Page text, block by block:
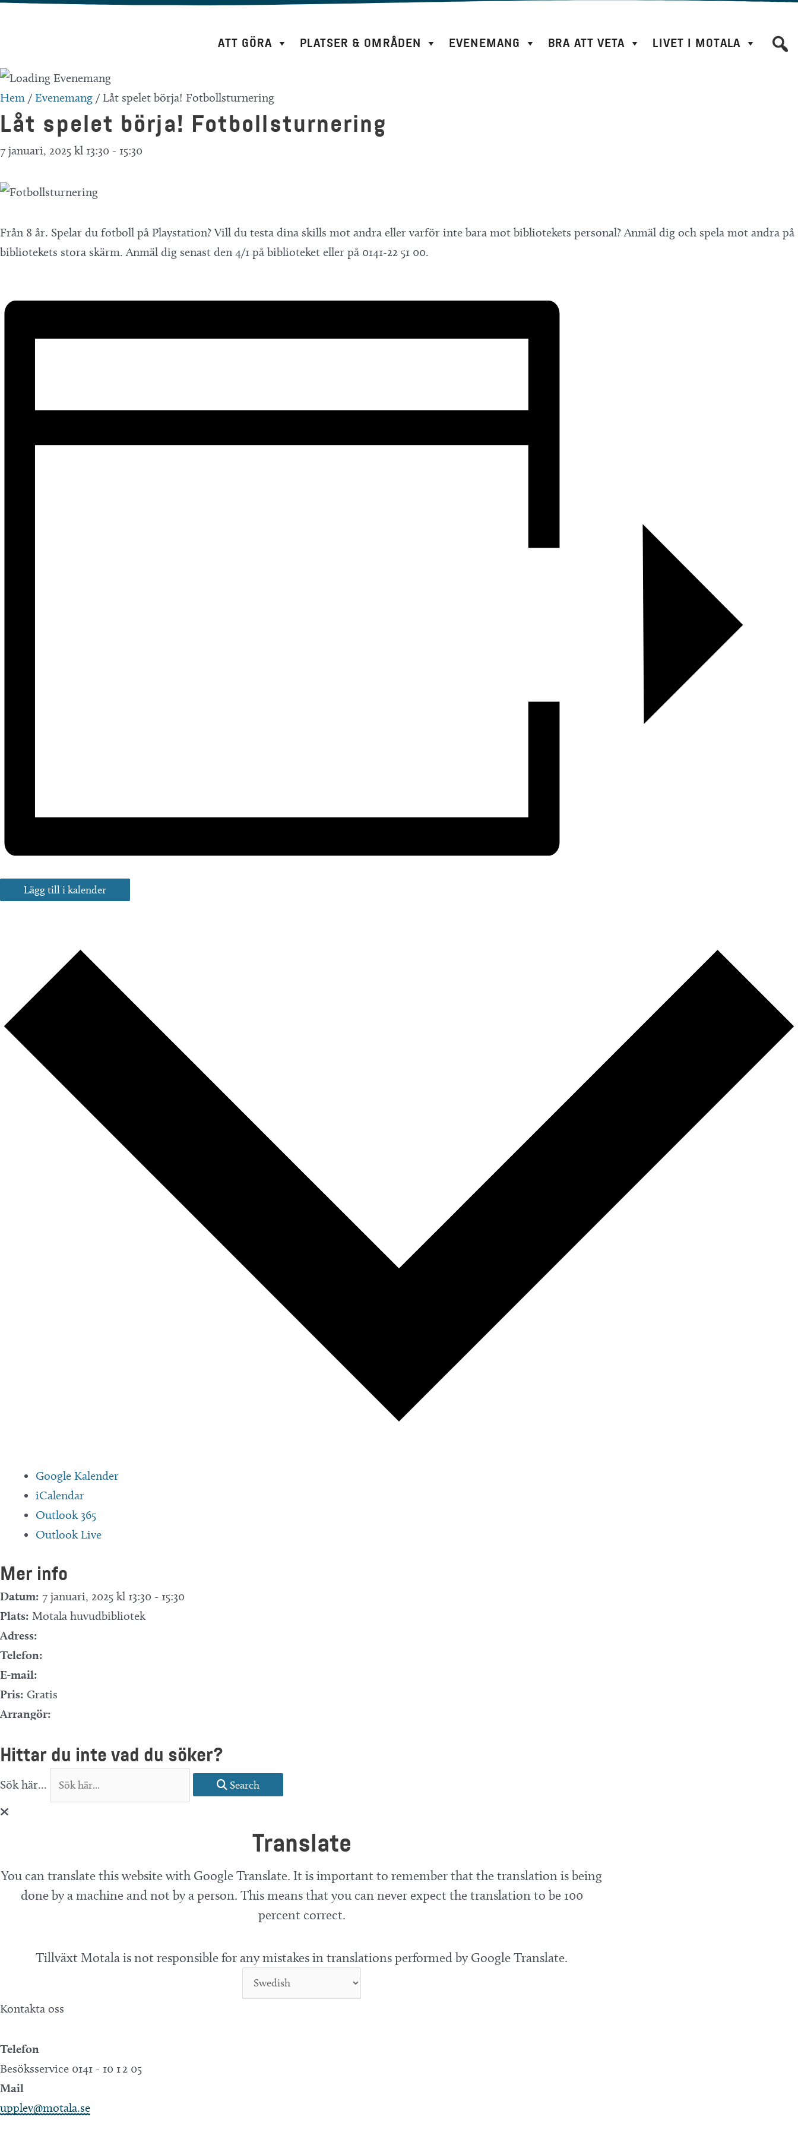
ATT GÖRA PLATSER & OMRÅDEN EVENEMANG BRA ATT VETA LIVET I MOTALA
Hem /Evenemang / Låt spelet börja! Fotbollsturnering
Låt spelet börja! Fotbollsturnering
7 januari, 2025 kl 13:30 - 15:30
Från 8 år. Spelar du fotboll på Playstation? Vill du testa dina skills mot andra eller varför inte bara mot bibliotekets personal? Anmäl dig och spela mot andra på
bibliotekets stora skärm. Anmäl dig senast den 4/1 på biblioteket eller på 0141-22 51 00.
Lägg till i kalender
Google Kalender
iCalendar
Outlook 365
Outlook Live
Mer info
Datum: 7 januari, 2025 kl 13:30 - 15:30
Plats: Motala huvudbibliotek
Adress:
Telefon:
E-mail:
Pris: Gratis
Arrangör:
Hittar du inte vad du söker?
Sök här... Search
Translate
You can translate this website with Google Translate. It is important to remember that the translation is being
done by a machine and not by a person. This means that you can never expect the translation to be 100
percent correct.
Tillväxt Motala is not responsible for any mistakes in translations performed by Google Translate.
Kontakta oss
Telefon
Besöksservice 0141 - 10 1 2 05
Mail
upplev@motala.se